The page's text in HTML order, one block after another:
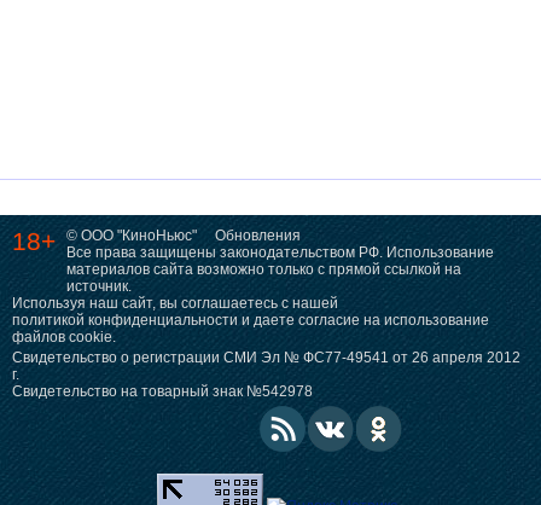
18+ © ООО "КиноНьюс"
Обновления
Все права защищены законодательством РФ. Использование
материалов сайта возможно только с прямой ссылкой на
источник.
Используя наш сайт, вы соглашаетесь с нашей
политикой конфиденциальности и даете согласие на использование
файлов cookie.
Свидетельство о регистрации СМИ Эл № ФС77-49541 от 26 апреля 2012
г.
Свидетельство на товарный знак №542978